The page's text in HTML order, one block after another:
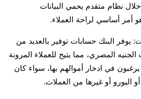
نظام متقدم يحمي البيانات
أمر أساسي لراحة العملاء.
يوفر البنك حسابات توفير بالعديد من
الجنيه المصري، مما يتيح للعملاء المرونة
يرغبون في ادخار أموالهم بها، سواء كان
اليورو أو غيرها من العملات.